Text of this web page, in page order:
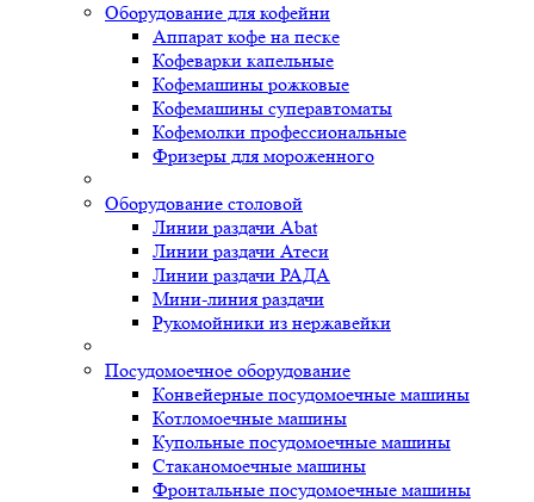
Оборудование для кофейни
Аппарат кофе на песке
Кофеварки капельные
Кофемашины рожковые
Кофемашины суперавтоматы
Кофемолки профессиональные
Фризеры для мороженного
Оборудование столовой
Линии раздачи Abat
Линии раздачи Атеси
Линии раздачи РАДА
Мини-линия раздачи
Рукомойники из нержавейки
Посудомоечное оборудование
Конвейерные посудомоечные машины
Котломоечные машины
Купольные посудомоечные машины
Стаканомоечные машины
Фронтальные посудомоечные машины